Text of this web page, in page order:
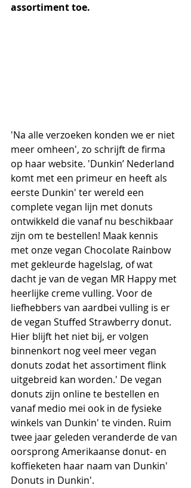
assortiment toe.
'Na alle verzoeken konden we er niet
meer omheen', zo schrijft de firma
op haar website. 'Dunkin’ Nederland
komt met een primeur en heeft als
eerste Dunkin' ter wereld een
complete vegan lijn met donuts
ontwikkeld die vanaf nu beschikbaar
zijn om te bestellen! Maak kennis
met onze vegan Chocolate Rainbow
met gekleurde hagelslag, of wat
dacht je van de vegan MR Happy met
heerlijke creme vulling. Voor de
liefhebbers van aardbei vulling is er
de vegan Stuffed Strawberry donut.
Hier blijft het niet bij, er volgen
binnenkort nog veel meer vegan
donuts zodat het assortiment flink
uitgebreid kan worden.' De vegan
donuts zijn online te bestellen en
vanaf medio mei ook in de fysieke
winkels van Dunkin' te vinden. Ruim
twee jaar geleden veranderde de van
oorsprong Amerikaanse donut- en
koffieketen haar naam van Dunkin'
Donuts in Dunkin'.